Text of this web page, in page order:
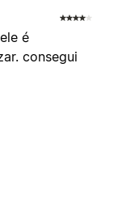
é
consegui